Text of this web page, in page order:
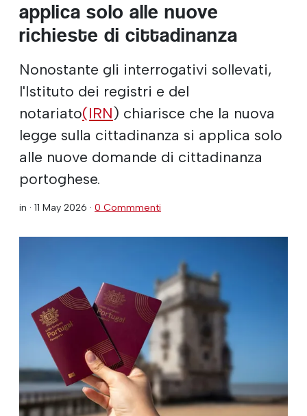
applica solo alle nuove
richieste di cittadinanza
Nonostante gli interrogativi sollevati,
l'Istituto dei registri e del
notariato(IRN) chiarisce che la nuova
legge sulla cittadinanza si applica solo
alle nuove domande di cittadinanza
portoghese.
in · 11 May 2026 · 0 Commmenti